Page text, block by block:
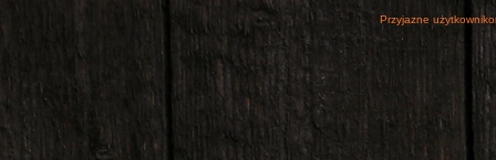
Przyjazne